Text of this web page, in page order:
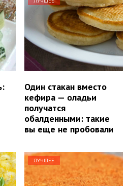
Один стакан вместо
кефира — оладьи
получатся
обалденными: такие
вы еще не пробовали
ЛУЧШЕЕ